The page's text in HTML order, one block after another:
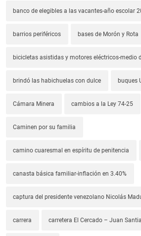
banco de elegibles a las vacantes-año escolar
barrios periféricos bases de Morón y Rota
bicicletas asistidas y motores eléctricos-medio
brindó las habichuelas con dulce buques
Cámara Minera cambios a la Ley 74-25
Caminen por su familia
camino cuaresmal en espíritu de penitencia
canasta básica familiar-inflación en 3.40%
captura del presidente venezolano Nicolás
carrera carretera El Cercado – Juan